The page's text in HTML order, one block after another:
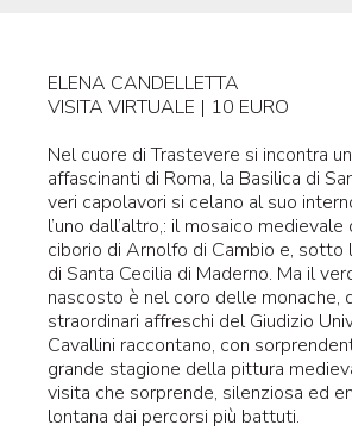
ELENA CANDELLETTA
VISITA VIRTUALE | 10 EURO
Nel cuore di Trastevere si incontra
affascinanti di Roma, la Basilica di
veri capolavori si celano al suo
l’uno dall’altro,: il mosaico medievale
ciborio di Arnolfo di Cambio e, sotto
di Santa Cecilia di Maderno. Ma il
nascosto è nel coro delle monache,
straordinari affreschi del Giudizio
Cavallini raccontano, con
grande stagione della pittura
visita che sorprende, silenziosa ed
lontana dai percorsi più battuti.